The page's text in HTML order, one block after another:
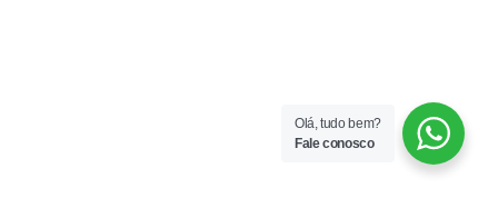
Olá, tudo bem?
Fale conosco